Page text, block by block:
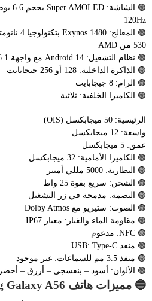
120Hz
530 من AMD
🟢 نظام التشغيل: Android 14 مع واجهة One UI 6.1
🟢 الذاكرة الداخلية: 128 أو 256 جيجابايت
🟢 الرام: 8 جيجابايت
🟢 الكاميرا الخلفية: ثلاثية
الرئيسية: 50 ميجابكسل (OIS)
واسعة: 12 ميجابكسل
عمق: 5 ميجابكسل
🟢 الكاميرا الأمامية: 32 ميجابكسل
🟢 البطارية: 5000 مللي أمبير
🟢 الشحن: سريع بقوة 25 واط
🟢 البصمة: مدمجة في زر التشغيل
🟢 الصوت: ستيريو مع Dolby Atmos
🟢 مقاومة الماء والغبار: معيار IP67
🟢 NFC: مدعوم
🟢 منفذ USB: Type-C
🟢 منفذ 3.5 مم للسماعات: غير موجود
🟢 الألوان: أسود – بنفسجي – أزرق – أخضر
🔵 مميزات هاتف Samsung Galaxy A56